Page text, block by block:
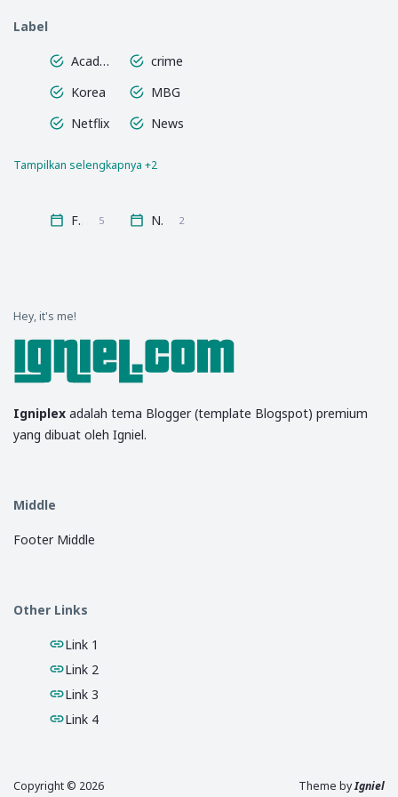
am
MBG
Usai
Wali
Keput
?
Label
Academy Awards
crime
Korea
MBG
Netflix
News
Romance sports
Tampilkan selengkapnya +2
Februari 5 November 2
Hey, it's me!
Igniplex adalah tema Blogger (template Blogspot) premium
yang dibuat oleh Igniel.
Middle
Footer Middle
Other Links
Link 1
Link 2
Link 3
Link 4
Copyright © 2026 Theme byIgniel